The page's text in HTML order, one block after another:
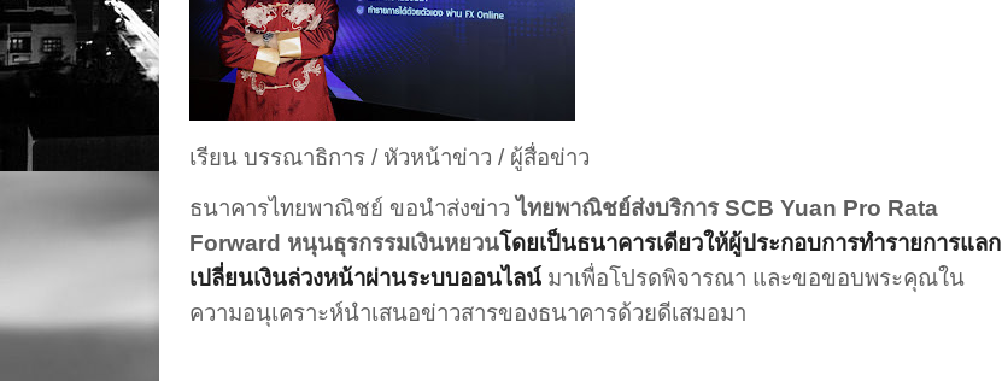
เรียน บรรณาธิการ / หัวหน้าข่าว / ผู้สื่อข่าว
ธนาคารไทยพาณิชย์ ขอนำส่งข่าวไทยพาณิชย์ส่งบริการSCB Yuan Pro Rata
Forward หนุนธุรกรรมเงินหยวนโดยเป็นธนาคารเดียวให้ผู้ประกอบการทำรายการแลก
เปลี่ยนเงินล่วงหน้าผ่านระบบออนไลน์ มาเพื่อโปรดพิจารณา และขอขอบพระคุณใน
ความอนุเคราะห์นำเสนอข่าวสารของธนาคารด้วยดีเสมอมา